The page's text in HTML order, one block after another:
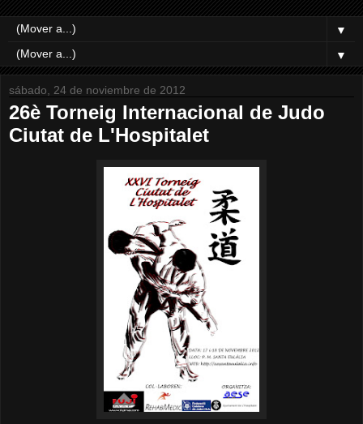
▼
▼
sábado, 24 de noviembre de 2012
26è Torneig Internacional de Judo
Ciutat de L'Hospitalet